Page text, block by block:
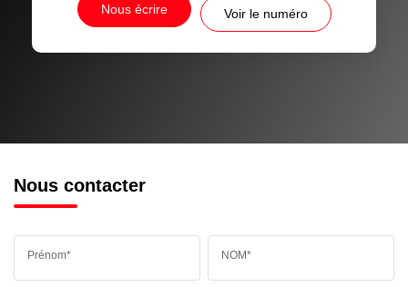
Nous écrire Voir le numéro
Nous contacter
Prénom* NOM*